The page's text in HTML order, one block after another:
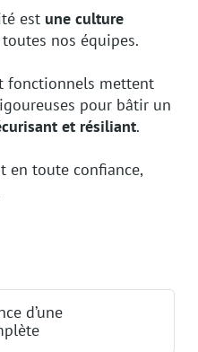
est une culture
nos équipes.
fonctionnels mettent
pour bâtir un
et résiliant.
en toute confiance,
d’une